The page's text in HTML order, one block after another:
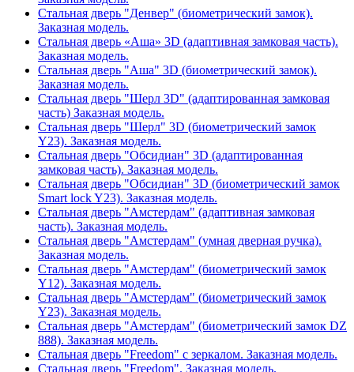
Стальная дверь "Денвер" (биометрический замок).
Заказная модель.
Стальная дверь «Аша» 3D (адаптивная замковая часть).
Заказная модель.
Стальная дверь "Аша" 3D (биометрический замок).
Заказная модель.
Стальная дверь "Шерл 3D" (адаптированная замковая
часть) Заказная модель.
Стальная дверь "Шерл" 3D (биометрический замок
Y23). Заказная модель.
Стальная дверь "Обсидиан" 3D (адаптированная
замковая часть). Заказная модель.
Стальная дверь "Обсидиан" 3D (биометрический замок
Smart lock Y23). Заказная модель.
Стальная дверь "Амстердам" (адаптивная замковая
часть). Заказная модель.
Стальная дверь "Амстердам" (умная дверная ручка).
Заказная модель.
Стальная дверь "Амстердам" (биометрический замок
Y12). Заказная модель.
Стальная дверь "Амстердам" (биометрический замок
Y23). Заказная модель.
Стальная дверь "Амстердам" (биометрический замок DZ
888). Заказная модель.
Стальная дверь "Freedom" с зеркалом. Заказная модель.
Стальная дверь "Freedom". Заказная модель.